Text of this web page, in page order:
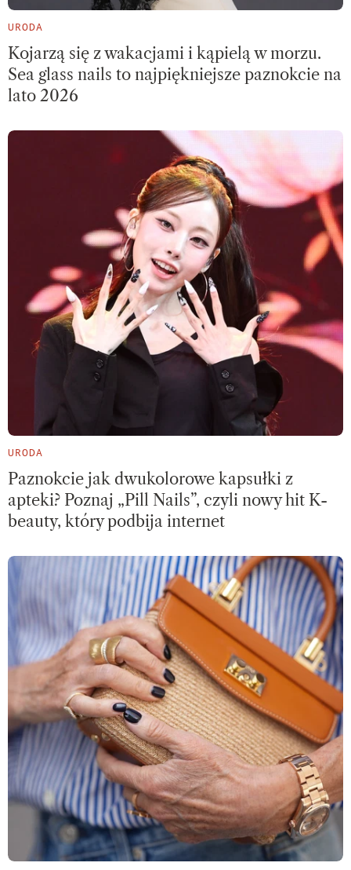
URODA
Kojarzą się z wakacjami i kąpielą w morzu.
Sea glass nails to najpiękniejsze paznokcie na
lato 2026
URODA
Paznokcie jak dwukolorowe kapsułki z
apteki? Poznaj „Pill Nails”, czyli nowy hit K-
beauty, który podbija internet